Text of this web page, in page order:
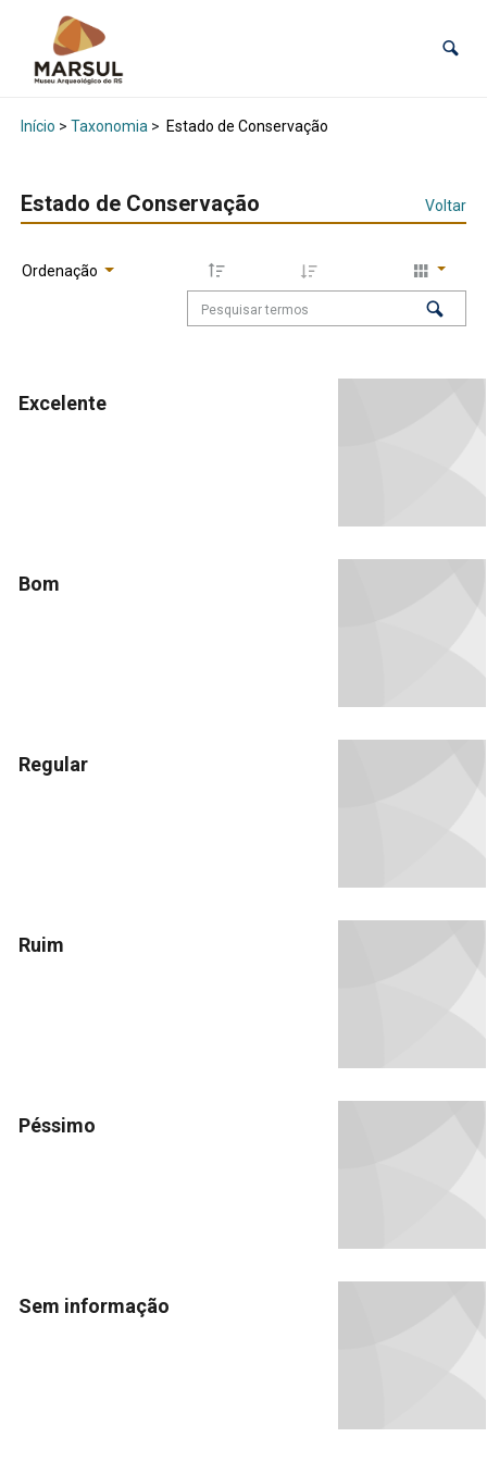
Início > Taxonomia > Estado de Conservação
Estado de Conservação Voltar
Ordenação
Excelente
Bom
Regular
Ruim
Péssimo
Sem informação